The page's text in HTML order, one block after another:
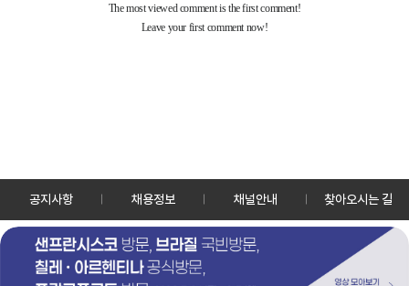
공지사항 채용정보 채널안내 찾아오시는 길
30128 세종특별자치시 정부2청사로 13 한국정책방송원 KTV
TEL: 044-204-8000
Copyrightⓒ KTV 국민방송 All Rights Reserved.